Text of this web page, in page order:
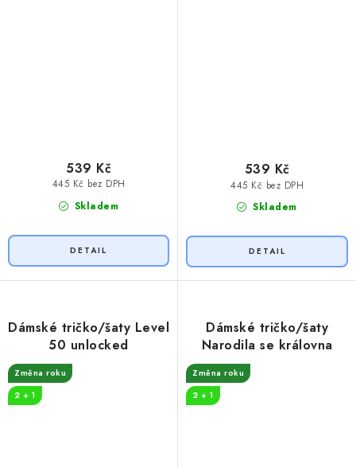
Skladem
445 Kč bez DPH
539 Kč
Skladem
445 Kč bez DPH
539 Kč
Dámské tričko/šaty Level
50 unlocked
Změna roku
2 + 1
Dámské tričko/šaty
Narodila se královna
Změna roku
2 + 1